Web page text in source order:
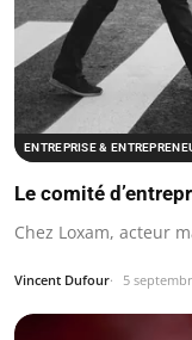
ENTREPRISE &
Le comité
Chez Loxam, acteur
Vincent Dufour 5